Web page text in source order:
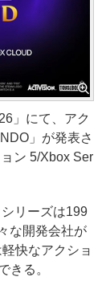
」にて、アク
」が発表さ
ン 5/Xbox Ser
リーズは199
な開発会社が
快なアクショ
きる。